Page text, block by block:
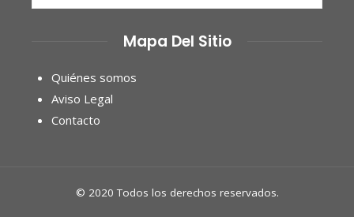
Mapa Del Sitio
Quiénes somos
Aviso Legal
Contacto
© 2020 Todos los derechos reservados.